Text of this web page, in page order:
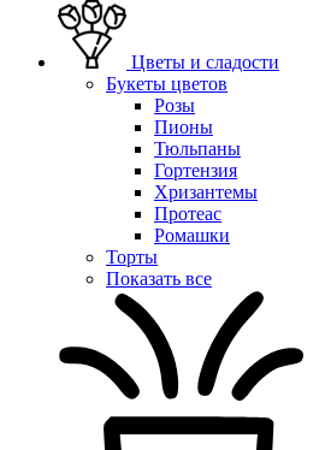
Цветы и сладости
Букеты цветов
Розы
Пионы
Тюльпаны
Гортензия
Хризантемы
Протеас
Ромашки
Торты
Показать все